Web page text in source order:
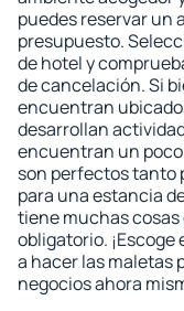
puedes reservar un
presupuesto.
de hotel y
de cancelación. Si
encuentran
desarrollan
encuentran un
son perfectos tanto
para una estancia
tiene muchas
obligatorio.
a hacer las maletas
negocios ahora